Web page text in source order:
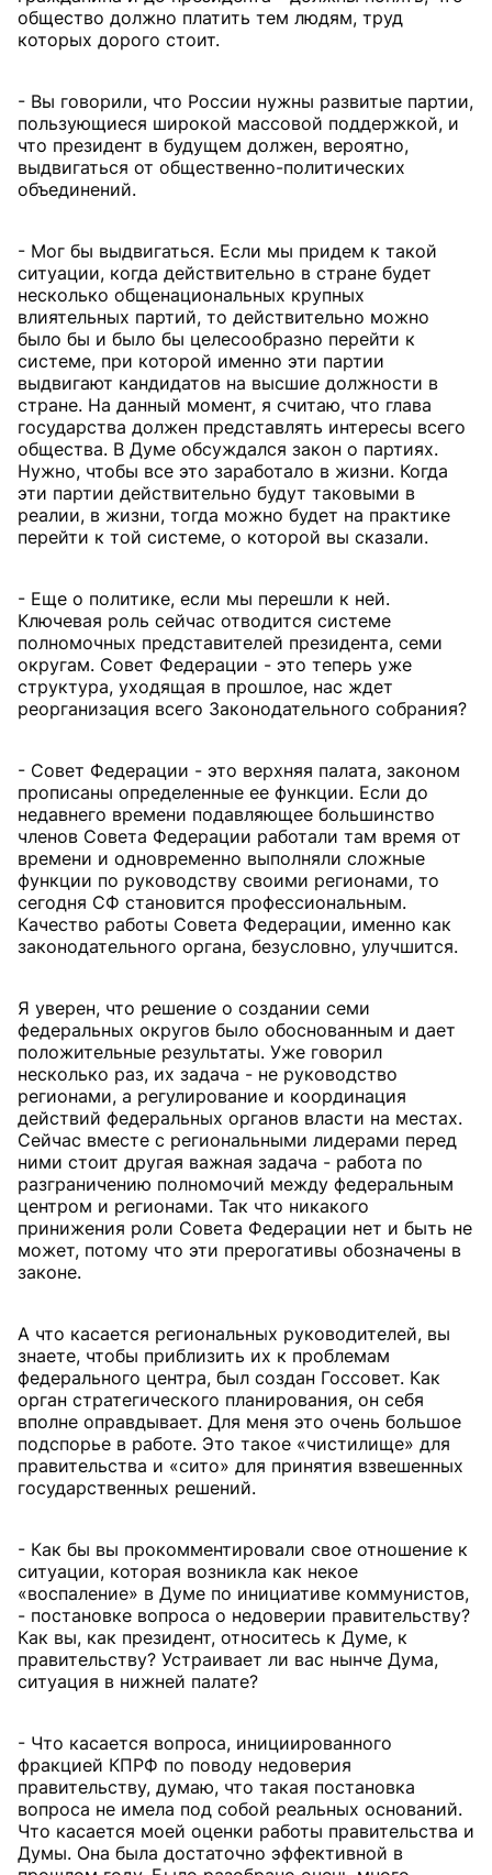
общество должно платить тем людям, труд
которых дорого стоит.
- Вы говорили, что России нужны развитые партии,
пользующиеся широкой массовой поддержкой, и
что президент в будущем должен, вероятно,
выдвигаться от общественно-политических
объединений.
- Мог бы выдвигаться. Если мы придем к такой
ситуации, когда действительно в стране будет
несколько общенациональных крупных
влиятельных партий, то действительно можно
было бы и было бы целесообразно перейти к
системе, при которой именно эти партии
выдвигают кандидатов на высшие должности в
стране. На данный момент, я считаю, что глава
государства должен представлять интересы всего
общества. В Думе обсуждался закон о партиях.
Нужно, чтобы все это заработало в жизни. Когда
эти партии действительно будут таковыми в
реалии, в жизни, тогда можно будет на практике
перейти к той системе, о которой вы сказали.
- Еще о политике, если мы перешли к ней.
Ключевая роль сейчас отводится системе
полномочных представителей президента, семи
округам. Совет Федерации - это теперь уже
структура, уходящая в прошлое, нас ждет
реорганизация всего Законодательного собрания?
- Совет Федерации - это верхняя палата, законом
прописаны определенные ее функции. Если до
недавнего времени подавляющее большинство
членов Совета Федерации работали там время от
времени и одновременно выполняли сложные
функции по руководству своими регионами, то
сегодня СФ становится профессиональным.
Качество работы Совета Федерации, именно как
законодательного органа, безусловно, улучшится.
Я уверен, что решение о создании семи
федеральных округов было обоснованным и дает
положительные результаты. Уже говорил
несколько раз, их задача - не руководство
регионами, а регулирование и координация
действий федеральных органов власти на местах.
Сейчас вместе с региональными лидерами перед
ними стоит другая важная задача - работа по
разграничению полномочий между федеральным
центром и регионами. Так что никакого
принижения роли Совета Федерации нет и быть не
может, потому что эти прерогативы обозначены в
законе.
А что касается региональных руководителей, вы
знаете, чтобы приблизить их к проблемам
федерального центра, был создан Госсовет. Как
орган стратегического планирования, он себя
вполне оправдывает. Для меня это очень большое
подспорье в работе. Это такое «чистилище» для
правительства и «сито» для принятия взвешенных
государственных решений.
- Как бы вы прокомментировали свое отношение к
ситуации, которая возникла как некое
«воспаление» в Думе по инициативе коммунистов,
- постановке вопроса о недоверии правительству?
Как вы, как президент, относитесь к Думе, к
правительству? Устраивает ли вас нынче Дума,
ситуация в нижней палате?
- Что касается вопроса, инициированного
фракцией КПРФ по поводу недоверия
правительству, думаю, что такая постановка
вопроса не имела под собой реальных оснований.
Что касается моей оценки работы правительства и
Думы. Она была достаточно эффективной в